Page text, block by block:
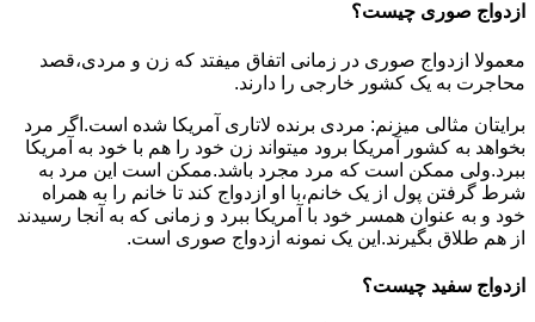
ازدواج صوری چیست؟
معمولا ازدواج صوری در زمانی اتفاق میفتد که زن و مردی،قصد
محاجرت به یک کشور خارجی را دارند.
برایتان مثالی میزنم: مردی برنده لاتاری آمریکا شده است.اگر مرد
بخواهد به کشور آمریکا برود میتواند زن خود را هم با خود به آمریکا
ببرد.ولی ممکن است که مرد مجرد باشد.ممکن است این مرد به
شرط گرفتن پول از یک خانم،با او ازدواج کند تا خانم را به همراه
خود و به عنوان همسر خود با آمریکا ببرد و زمانی که به آنجا رسیدند
از هم طلاق بگیرند.این یک نمونه ازدواج صوری است.
ازدواج سفید چیست؟